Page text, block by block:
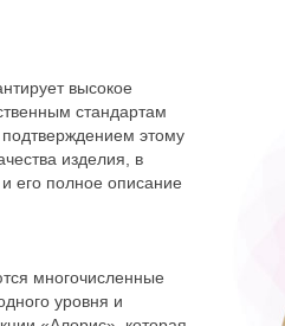
высокое
стандартам
этому
изделия, в
его полное описание
многочисленные
уровня и